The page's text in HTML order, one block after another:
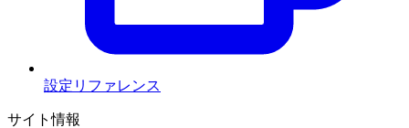
設定リファレンス
サイト情報